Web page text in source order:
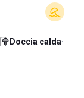
Doccia calda·